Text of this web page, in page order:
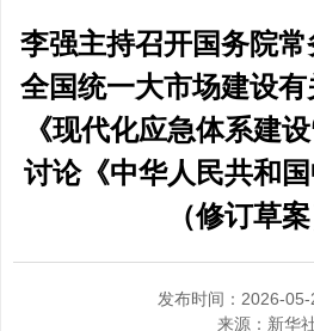
李强主持召开国务院
全国统一大市场建设
《现代化应急体系建
讨论《中华人民共和
（修订草案
发布时间：2026-
来源： 新华